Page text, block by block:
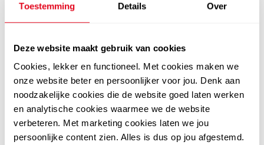
Toestemming Details Over
Deze website maakt gebruik van cookies
Cookies, lekker en functioneel. Met cookies maken we
onze website beter en persoonlijker voor jou. Denk aan
noodzakelijke cookies die de website goed laten werken
en analytische cookies waarmee we de website
verbeteren. Met marketing cookies laten we jou
persoonlijke content zien. Alles is dus op jou afgestemd.